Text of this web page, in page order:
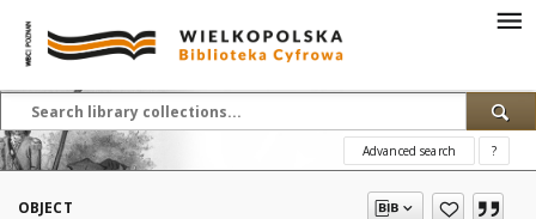
Advanced search ?
OBJECT